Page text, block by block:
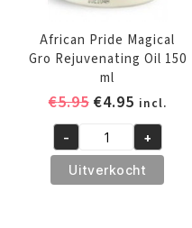
African Pride Magical
Gro Rejuvenating Oil 150
ml
€5.95
was:
€5.95.
€4.95Huidige
prijs
is:
€4.95.
incl.
African
Pride
Magical
- +
Uitverkocht